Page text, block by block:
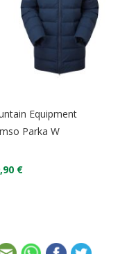
Equipment
Parka W
€